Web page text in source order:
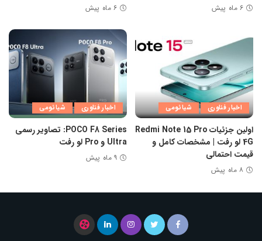
۶ ماه پیش ۶ ماه پیش
اخبار فناوری شیائومی
اولین جزئیات Redmi Note 15 Pro
4G لو رفت | مشخصات کامل و
قیمت احتمالی
۸ ماه پیش
اخبار فناوری شیائومی
POCO F8 Series: تصاویر رسمی
Ultra و Pro لو رفت
۹ ماه پیش